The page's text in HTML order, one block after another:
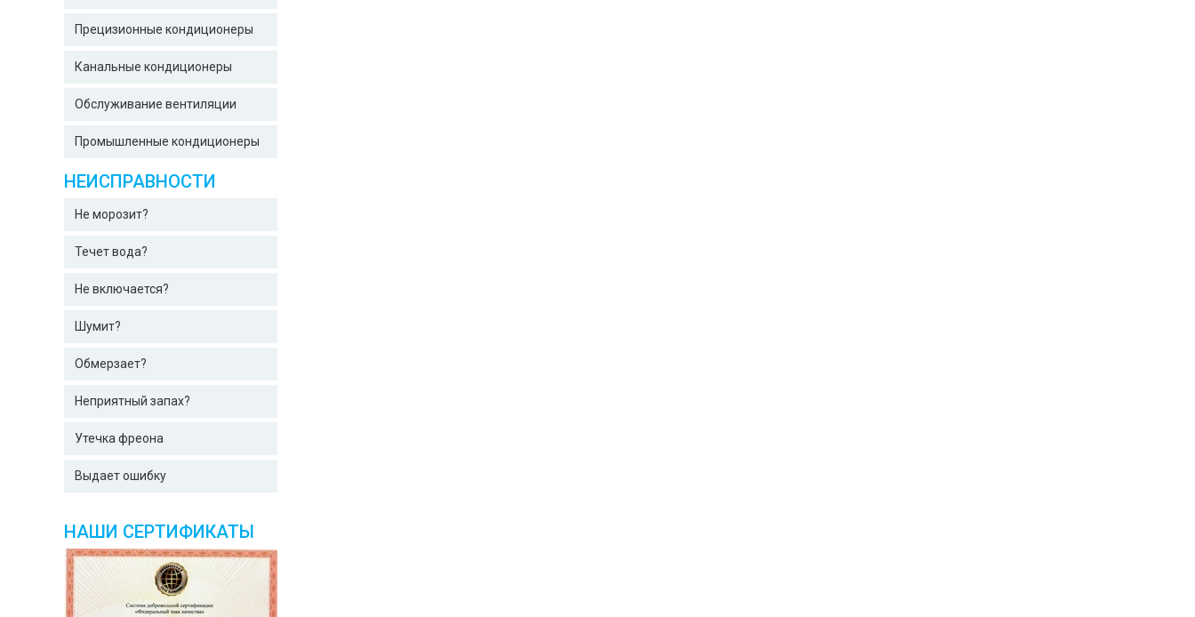
Прецизионные кондиционеры
Канальные кондиционеры
Обслуживание вентиляции
Промышленные кондиционеры
НЕИСПРАВНОСТИ
Не морозит?
Течет вода?
Не включается?
Шумит?
Обмерзает?
Неприятный запах?
Утечка фреона
Выдает ошибку
НАШИ СЕРТИФИКАТЫ